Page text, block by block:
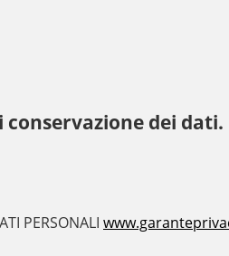
dei dati.
PERSONALI